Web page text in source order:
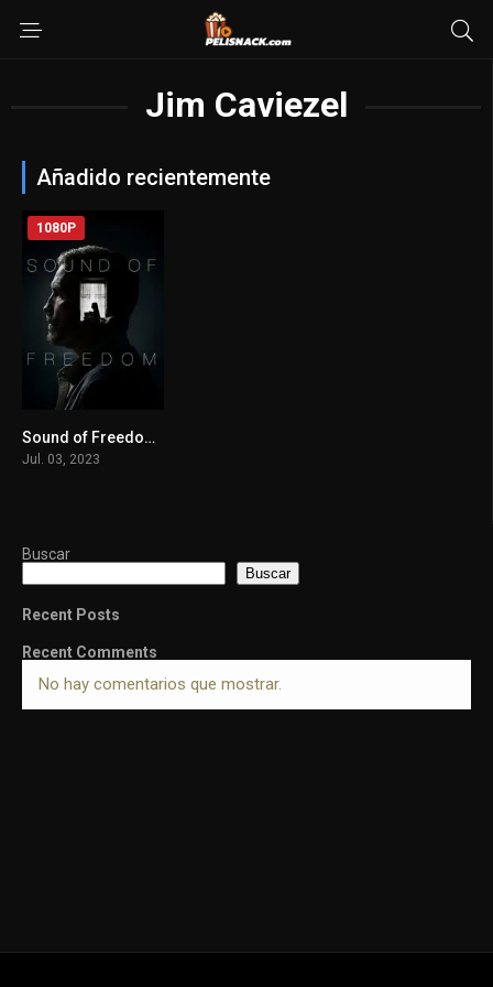
Jim Caviezel
Añadido recientemente
8.7
1080P
Sound of Freedom(2023)
Jul. 03, 2023
Buscar
Buscar
Recent Posts
Recent Comments
No hay comentarios que mostrar.